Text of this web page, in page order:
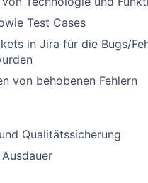
Test Cases
in Jira für die Bugs/
von behobenen Fehlern
Qualitätssicherung